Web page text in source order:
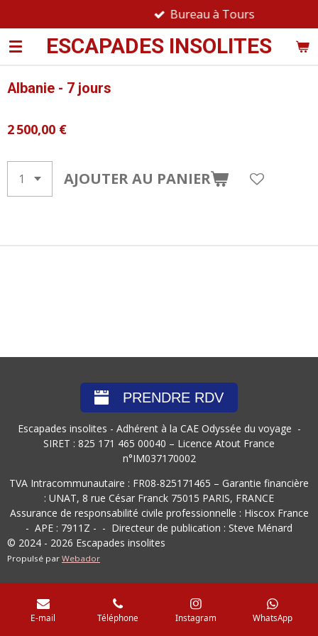
au
contenuESCAPADES INSOLITES
Bureau à Tours
Albanie - 7 jours
2 500,00 €
AJOUTER AU PANIER
PRENDRE RDV
Escapades insolites - Adhérent à la CAE Odyssée du voyage -
SIRET : 825 171 465 00040 – Licence Atout France
n°IM037170002
TVA Intracommunautaire : FR08-825171465 – Garantie financière
: UNAT, 8 rue César Franck 75015 PARIS, FRANCE
Assurance de responsabilité civile professionnelle : Hiscox France
- APE : 7911Z - - Directeur de publication : Steve Ménard
© 2024 - 2026 Escapades insolites
Propulsé par Webador
E-mail Téléphone Instagram WhatsApp